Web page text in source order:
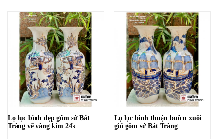
Lọ lục bình đẹp gốm sứ Bát
Tràng vẽ vàng kim 24k
Lọ lục bình thuận buồm xuôi
gió gốm sứ Bát Tràng